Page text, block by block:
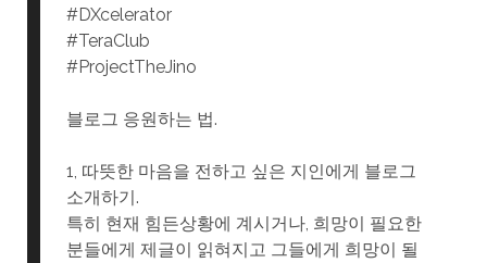
#DXcelerator
#TeraClub
#ProjectTheJino
블로그 응원하는 법.
1, 따뜻한 마음을 전하고 싶은 지인에게 블로그
소개하기.
특히 현재 힘든상황에 계시거나, 희망이 필요한
분들에게 제글이 읽혀지고 그들에게 희망이 될